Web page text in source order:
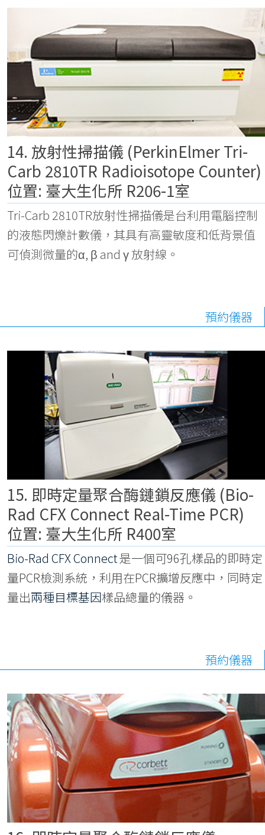
14. 放射性掃描儀 (PerkinElmer Tri-
Carb 2810TR Radioisotope Counter)
位置: 臺大生化所 R206-1室
Tri-Carb 2810TR放射性掃描儀是台利用電腦控制
的液態閃爍計數儀，其具有高靈敏度和低背景值
可偵測微量的α, β and γ 放射線。
預約儀器
15. 即時定量聚合酶鏈鎖反應儀 (Bio-
Rad CFX Connect Real-Time PCR)
位置: 臺大生化所 R400室
Bio-Rad CFX Connect是一個可96孔樣品的即時定
量PCR檢測系統，利用在PCR擴增反應中，同時定
量出兩種目標基因樣品總量的儀器。
預約儀器